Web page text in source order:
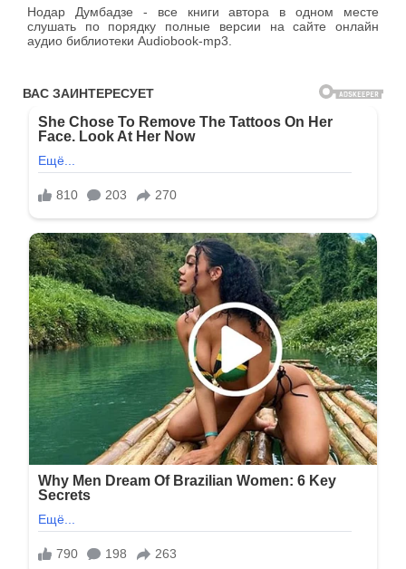
Нодар Думбадзе - все книги автора в одном месте
слушать по порядку полные версии на сайте онлайн
аудио библиотеки Audiobook-mp3.